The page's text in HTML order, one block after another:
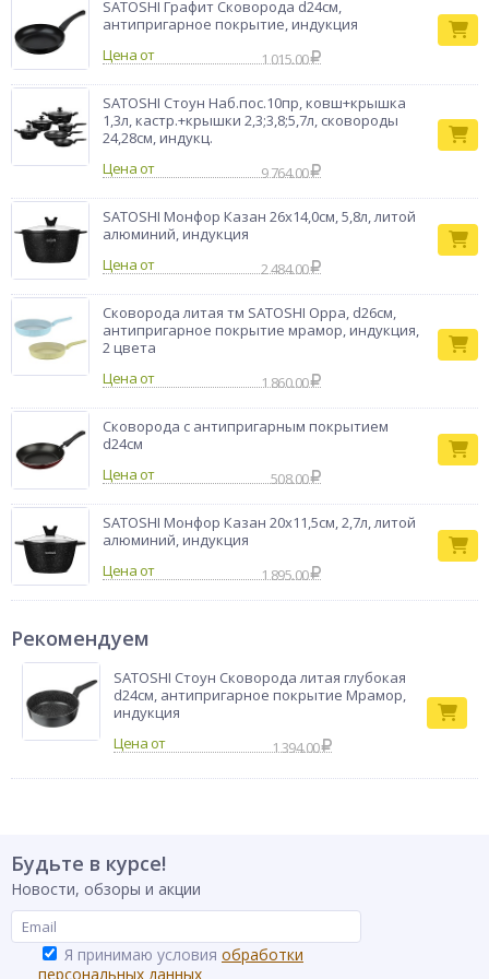
SATOSHI Графит Сковорода d24см,
антипригарное покрытие, индукция
Цена от
1 015.00
SATOSHI Стоун Наб.пос.10пр, ковш+крышка
1,3л, кастр.+крышки 2,3;3,8;5,7л, сковороды
24,28см, индукц.
Цена от
9 764.00
SATOSHI Монфор Казан 26х14,0см, 5,8л, литой
алюминий, индукция
Цена от
2 484.00
Сковорода литая тм SATOSHI Орра, d26см,
антипригарное покрытие мрамор, индукция,
2 цвета
Цена от
1 860.00
Сковорода с антипригарным покрытием
d24см
Цена от
508.00
SATOSHI Монфор Казан 20х11,5см, 2,7л, литой
алюминий, индукция
Цена от
1 895.00
Рекомендуем
SATOSHI Стоун Сковорода литая глубокая
d24см, антипригарное покрытие Мрамор,
индукция
1 394.00
Будьте в курсе!
Новости, обзоры и акции
Я принимаю условия обработки
персональных данных